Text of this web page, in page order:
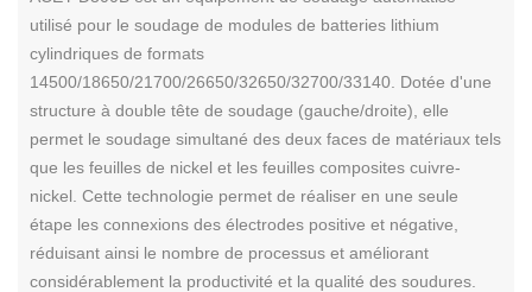
utilisé pour le soudage de modules de batteries lithium
cylindriques de formats
14500/18650/21700/26650/32650/32700/33140. Dotée d'une
structure à double tête de soudage (gauche/droite), elle
permet le soudage simultané des deux faces de matériaux tels
que les feuilles de nickel et les feuilles composites cuivre-
nickel. Cette technologie permet de réaliser en une seule
étape les connexions des électrodes positive et négative,
réduisant ainsi le nombre de processus et améliorant
considérablement la productivité et la qualité des soudures.